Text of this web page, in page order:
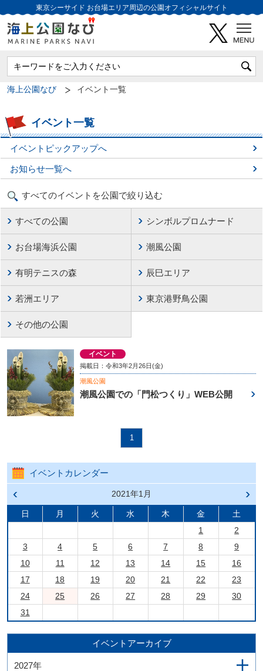
東京シーサイド お台場エリア周辺の公園オフィシャルサイト
海上公園なび イベント一覧
イベント一覧
イベントピックアップへ
お知らせ一覧へ
すべてのイベントを公園で絞り込む
すべての公園 シンボルプロムナード
お台場海浜公園 潮風公園
有明テニスの森 辰巳エリア
若洲エリア 東京港野鳥公園
その他の公園
イベント
掲載日：令和3年2月26日(金)
潮風公園
潮風公園での「門松つくり」WEB公開
1
イベントカレンダー
前の
戻る
2021年1月
次の
進む
日 月 火 水 木 金
土
1
2
3
4 5 6 7 8
9
10
11 12 13 14 15
16
17
18 19 20 21 22
23
24
25 26 27 28 29
30
31
イベントアーカイブ
2027年